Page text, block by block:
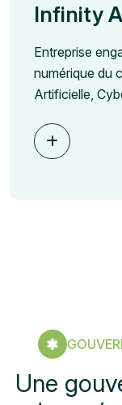
Infinity
Entreprise
numérique du
Artificielle,
Une